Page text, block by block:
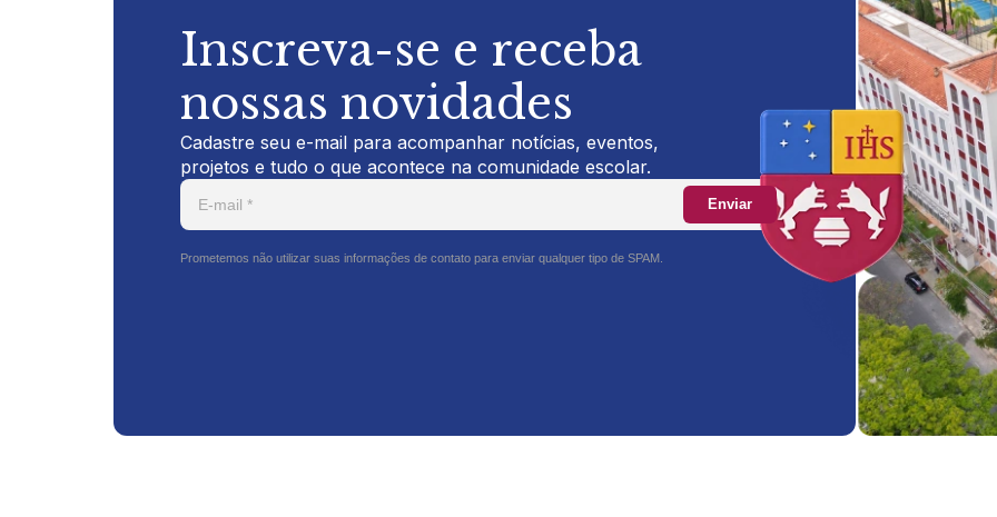
Inscreva-se e receba
nossas novidades
Cadastre seu e-mail para acompanhar notícias, eventos,
projetos e tudo o que acontece na comunidade escolar.
Enviar
Prometemos não utilizar suas informações de contato para enviar qualquer tipo de SPAM.